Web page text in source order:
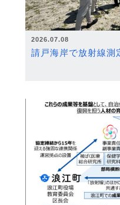
2026.07.08
請戸海岸で放射線測